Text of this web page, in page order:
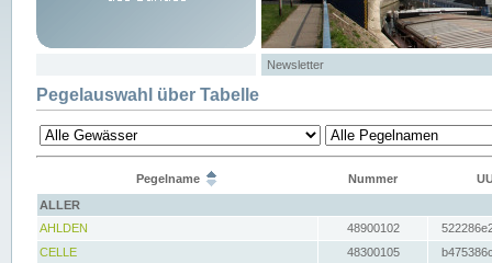
Newsletter
Pegelauswahl über Tabelle
Pegelname Nummer
ALLER
AHLDEN
48900102
CELLE
48300105